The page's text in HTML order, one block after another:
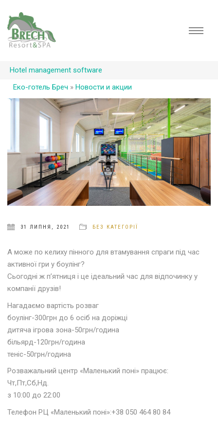
Hotel management software
Еко-готель Бреч » Новости и акции
31 ЛИПНЯ, 2021 БЕЗ КАТЕГОРІЇ
А може по келиху пінного для втамування спраги під час
активної гри у боулінг?
Сьогодні ж п’ятниця і це ідеальний час для відпочинку у
компанії друзів!
Нагадаємо вартість розваг
боулінг-300грн до 6 осіб на доріжці
дитяча ігрова зона-50грн/година
більярд-120грн/година
теніс-50грн/година
Розважальний центр «Маленький поні» працює:
Чт,Пт,Сб,Нд.
з 10:00 до 22:00
Телефон РЦ «Маленький поні»:+38 050 464 80 84